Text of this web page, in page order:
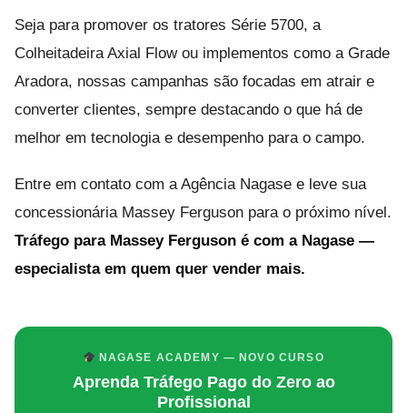
Seja para promover os tratores Série 5700, a
Colheitadeira Axial Flow ou implementos como a Grade
Aradora, nossas campanhas são focadas em atrair e
converter clientes, sempre destacando o que há de
melhor em tecnologia e desempenho para o campo.
Entre em contato com a Agência Nagase e leve sua
concessionária Massey Ferguson para o próximo nível.
Tráfego para Massey Ferguson é com a Nagase —
especialista em quem quer vender mais.
NAGASE ACADEMY — NOVO CURSO
Aprenda Tráfego Pago do Zero ao
Profissional